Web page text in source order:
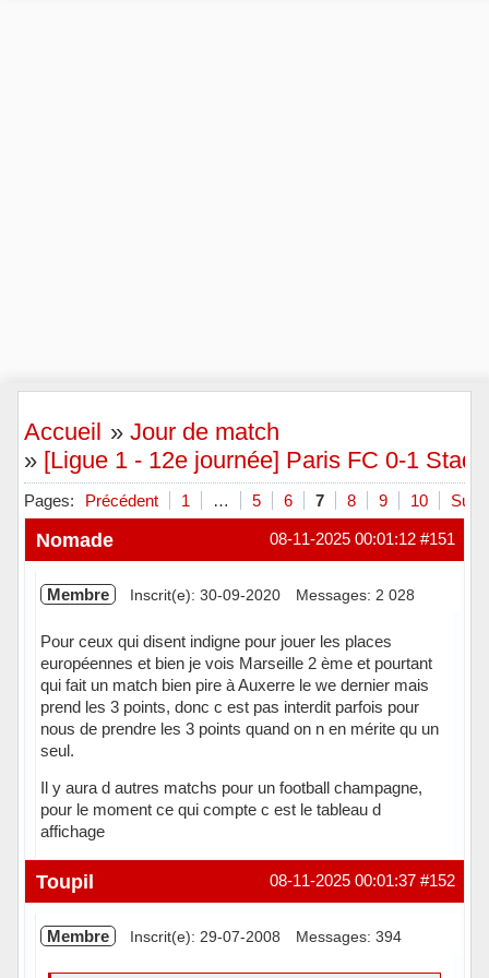
Accueil »Jour de match
» [Ligue 1 - 12e journée] Paris FC 0-1
Pages: Précédent 1 … 5 6 7 8 9 10
#151
08-11-2025 00:01:12
Nomade
Membre Inscrit(e): 30-09-2020 Messages: 2 028
Pour ceux qui disent indigne pour jouer les places
européennes et bien je vois Marseille 2 ème et pourtant
qui fait un match bien pire à Auxerre le we dernier mais
prend les 3 points, donc c est pas interdit parfois pour
nous de prendre les 3 points quand on n en mérite qu un
seul.
Il y aura d autres matchs pour un football champagne,
pour le moment ce qui compte c est le tableau d
affichage
Hors ligne #152
08-11-2025 00:01:37
Toupil
Membre Inscrit(e): 29-07-2008 Messages: 394